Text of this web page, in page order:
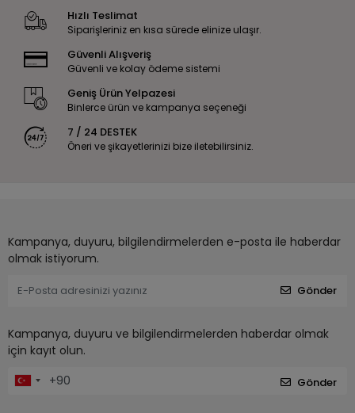
Hızlı Teslimat
Siparişleriniz en kısa sürede elinize ulaşır.
Güvenli Alışveriş
Güvenli ve kolay ödeme sistemi
Geniş Ürün Yelpazesi
Binlerce ürün ve kampanya seçeneği
7 / 24 DESTEK
Öneri ve şikayetlerinizi bize iletebilirsiniz.
Kampanya, duyuru, bilgilendirmelerden e-posta ile haberdar
olmak istiyorum.
Gönder
Kampanya, duyuru ve bilgilendirmelerden haberdar olmak
için kayıt olun.
Gönder